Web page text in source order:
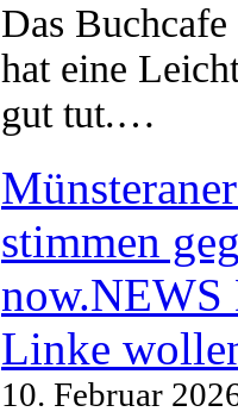
Das
hat eine
gut tut.…
stimmen
now.NEWS
Linke
10. Februar